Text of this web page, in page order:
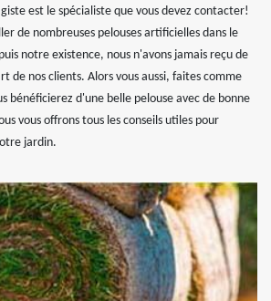
est le spécialiste que vous devez contacter!
de nombreuses pelouses artificielles dans le
notre existence, nous n'avons jamais reçu de
de nos clients. Alors vous aussi, faites comme
bénéficierez d'une belle pelouse avec de bonne
vous offrons tous les conseils utiles pour
jardin.